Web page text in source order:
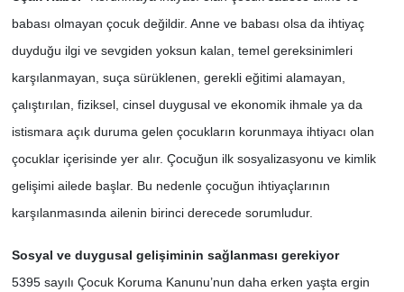
babası olmayan çocuk değildir. Anne ve babası olsa da ihtiyaç
duyduğu ilgi ve sevgiden yoksun kalan, temel gereksinimleri
karşılanmayan, suça sürüklenen, gerekli eğitimi alamayan,
çalıştırılan, fiziksel, cinsel duygusal ve ekonomik ihmale ya da
istismara açık duruma gelen çocukların korunmaya ihtiyacı olan
çocuklar içerisinde yer alır. Çocuğun ilk sosyalizasyonu ve kimlik
gelişimi ailede başlar. Bu nedenle çocuğun ihtiyaçlarının
karşılanmasında ailenin birinci derecede sorumludur.
Sosyal ve duygusal gelişiminin sağlanması gerekiyor
5395 sayılı Çocuk Koruma Kanunu’nun daha erken yaşta ergin
Magazin
ÖZEL HABER
POLİTİKA
SİYASET
SPOR
TEKNOLOJİ